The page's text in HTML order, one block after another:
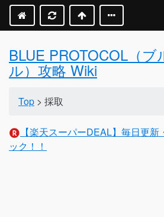
BLUE PROTOCOL（ブ
ル）攻略 Wiki
Top > 採取
【楽天スーパーDEAL】毎日更
ック！！